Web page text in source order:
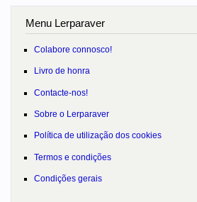
Menu Lerparaver
Colabore connosco!
Livro de honra
Contacte-nos!
Sobre o Lerparaver
Política de utilização dos cookies
Termos e condições
Condições gerais